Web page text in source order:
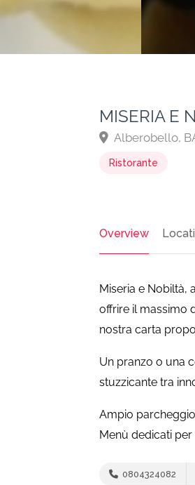
MISERIA E
Alberobello,
Ristorante
Overview
Miseria e Nobiltà,
offrire il massimo
nostra carta
Un pranzo o una
stuzzicante tra
Ampio
Menù dedicati
0804324082